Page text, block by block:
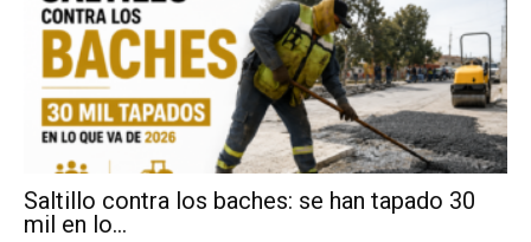
Saltillo contra los baches: se han tapado 30
mil en lo...